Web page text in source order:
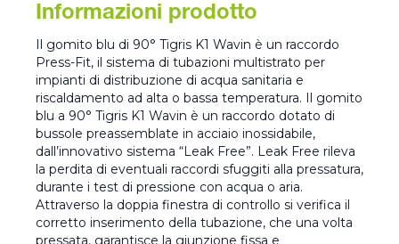
Informazioni prodotto
Il gomito blu di 90° Tigris K1 Wavin è un raccordo
Press-Fit, il sistema di tubazioni multistrato per
impianti di distribuzione di acqua sanitaria e
riscaldamento ad alta o bassa temperatura. Il gomito
blu a 90° Tigris K1 Wavin è un raccordo dotato di
bussole preassemblate in acciaio inossidabile,
dall’innovativo sistema “Leak Free”. Leak Free rileva
la perdita di eventuali raccordi sfuggiti alla pressatura,
durante i test di pressione con acqua o aria.
Attraverso la doppia finestra di controllo si verifica il
corretto inserimento della tubazione, che una volta
pressata, garantisce la giunzione fissa e